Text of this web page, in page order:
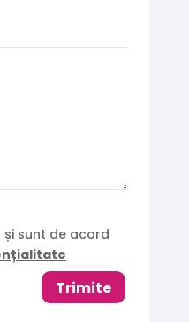
sunt de acord
Trimite